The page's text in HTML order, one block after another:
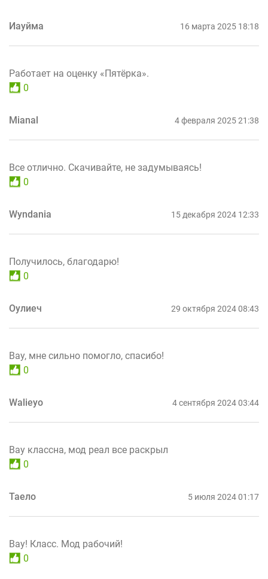
Иауйма 16 марта 2025 18:18
Работает на оценку «Пятёрка».
0
Mianal 4 февраля 2025 21:38
Все отлично. Скачивайте, не задумываясь!
0
Wyndania 15 декабря 2024 12:33
Получилось, благодарю!
0
Оулиеч 29 октября 2024 08:43
Вау, мне сильно помогло, спасибо!
0
Walieyo 4 сентября 2024 03:44
Вау классна, мод реал все раскрыл
0
Таело 5 июля 2024 01:17
Вау! Класс. Мод рабочий!
0